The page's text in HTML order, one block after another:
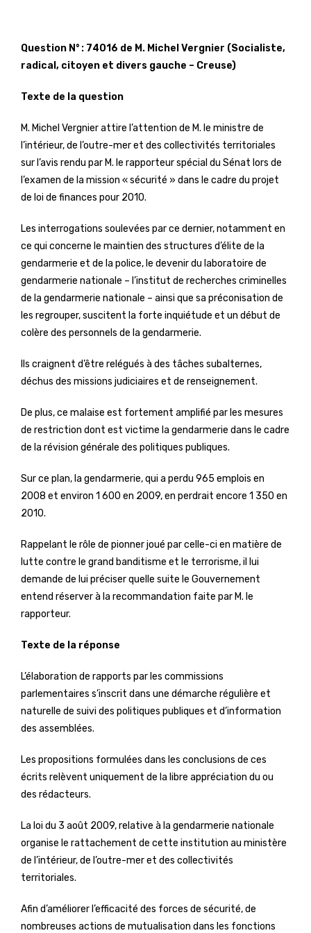
Question N° : 74016 de M. Michel Vergnier (Socialiste,
radical, citoyen et divers gauche – Creuse)
Texte de la question
M. Michel Vergnier attire l’attention de M. le ministre de
l’intérieur, de l’outre-mer et des collectivités territoriales
sur l’avis rendu par M. le rapporteur spécial du Sénat lors de
l’examen de la mission « sécurité » dans le cadre du projet
de loi de finances pour 2010.
Les interrogations soulevées par ce dernier, notamment en
ce qui concerne le maintien des structures d’élite de la
gendarmerie et de la police, le devenir du laboratoire de
gendarmerie nationale – l’institut de recherches criminelles
de la gendarmerie nationale – ainsi que sa préconisation de
les regrouper, suscitent la forte inquiétude et un début de
colère des personnels de la gendarmerie.
Ils craignent d’être relégués à des tâches subalternes,
déchus des missions judiciaires et de renseignement.
De plus, ce malaise est fortement amplifié par les mesures
de restriction dont est victime la gendarmerie dans le cadre
de la révision générale des politiques publiques.
Sur ce plan, la gendarmerie, qui a perdu 965 emplois en
2008 et environ 1 600 en 2009, en perdrait encore 1 350 en
2010.
Rappelant le rôle de pionner joué par celle-ci en matière de
lutte contre le grand banditisme et le terrorisme, il lui
demande de lui préciser quelle suite le Gouvernement
entend réserver à la recommandation faite par M. le
rapporteur.
Texte de la réponse
L’élaboration de rapports par les commissions
parlementaires s’inscrit dans une démarche régulière et
naturelle de suivi des politiques publiques et d’information
des assemblées.
Les propositions formulées dans les conclusions de ces
écrits relèvent uniquement de la libre appréciation du ou
des rédacteurs.
La loi du 3 août 2009, relative à la gendarmerie nationale
organise le rattachement de cette institution au ministère
de l’intérieur, de l’outre-mer et des collectivités
territoriales.
Afin d’améliorer l’efficacité des forces de sécurité, de
nombreuses actions de mutualisation dans les fonctions